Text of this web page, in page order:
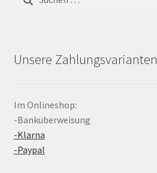
nach:
Unsere Zahlungsvarianten
Im Onlineshop:
-Banküberweisung
-Klarna
-Paypal